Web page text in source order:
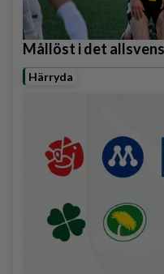
Mållöst i det
Härryda